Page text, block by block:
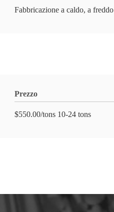
Fabbricazione a caldo, a freddo
Prezzo
$550.00/tons 10-24 tons